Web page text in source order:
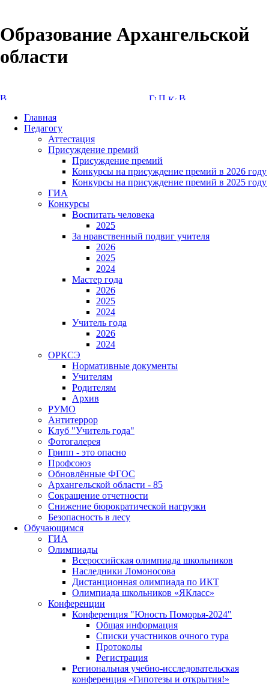
Образование Архангельской
области
Главная
Педагогу
Аттестация
Присуждение премий
Присуждение премий
Конкурсы на присуждение премий в 2026 году
Конкурсы на присуждение премий в 2025 году
ГИА
Конкурсы
Воспитать человека
2025
За нравственный подвиг учителя
2026
2025
2024
Мастер года
2026
2025
2024
Учитель года
2026
2024
ОРКСЭ
Нормативные документы
Учителям
Родителям
Архив
РУМО
Антитеррор
Клуб "Учитель года"
Фотогалерея
Грипп - это опасно
Профсоюз
Обновлённые ФГОС
Архангельской области - 85
Сокращение отчетности
Снижение бюрократической нагрузки
Безопасность в лесу
Обучающимся
ГИА
Олимпиады
Всероссийская олимпиада школьников
Наследники Ломоносова
Дистанционная олимпиада по ИКТ
Олимпиада школьников «ЯКласс»
Конференции
Конференция "Юность Поморья-2024"
Общая информация
Списки участников очного тура
Протоколы
Регистрация
Региональная учебно-исследовательская
конференция «Гипотезы и открытия!»